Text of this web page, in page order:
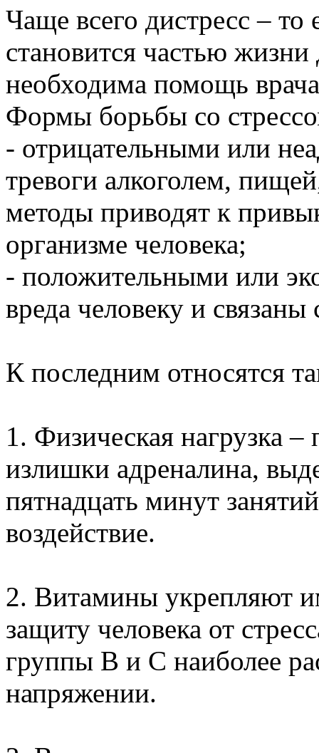
Чаще всего дистресс – то
становится частью жизни
необходима помощь
Формы борьбы со
- отрицательными или
тревоги алкоголем,
методы приводят к
организме человека;
- положительными или
вреда человеку и
К последним относятся
1. Физическая нагрузка –
излишки адреналина,
пятнадцать минут
воздействие.
2. Витамины укрепляют
защиту человека от
группы В и С наиболее
напряжении.